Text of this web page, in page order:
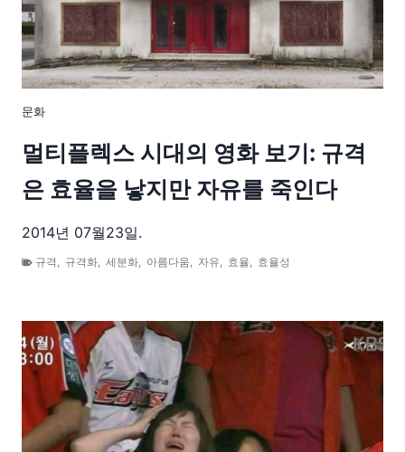
문화
멀티플렉스 시대의 영화 보기: 규격
은 효율을 낳지만 자유를 죽인다
2014년 07월23일.
규격 규격화 세분화 아름다움 자유 효율 효율성